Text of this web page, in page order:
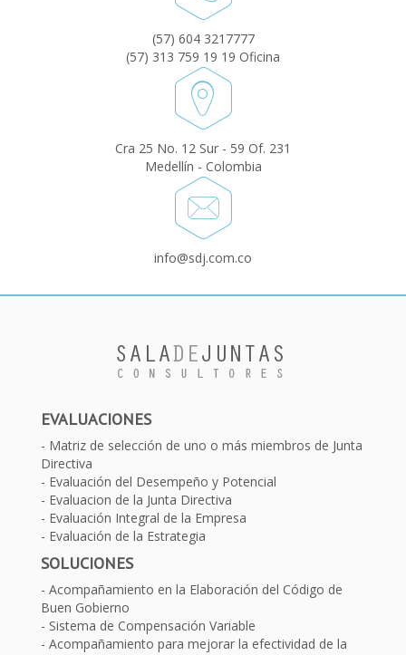
(57) 604 3217777
(57) 313 759 19 19 Oficina
Cra 25 No. 12 Sur - 59 Of. 231
Medellín - Colombia
info@sdj.com.co
EVALUACIONES
Matriz de selección de uno o más miembros de Junta
Directiva
Evaluación del Desempeño y Potencial
Evaluacion de la Junta Directiva
Evaluación Integral de la Empresa
Evaluación de la Estrategia
SOLUCIONES
Acompañamiento en la Elaboración del Código de
Buen Gobierno
Sistema de Compensación Variable
Acompañamiento para mejorar la efectividad de la